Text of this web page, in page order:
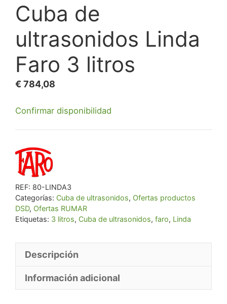
Cuba de
ultrasonidos Linda
Faro 3 litros
€ 784,08
Confirmar disponibilidad
REF: 80-LINDA3
Categorías: Cuba de ultrasonidos, Ofertas productos
DSD, Ofertas RUMAR
Etiquetas: 3 litros, Cuba de ultrasonidos, faro, Linda
Descripción
Información adicional